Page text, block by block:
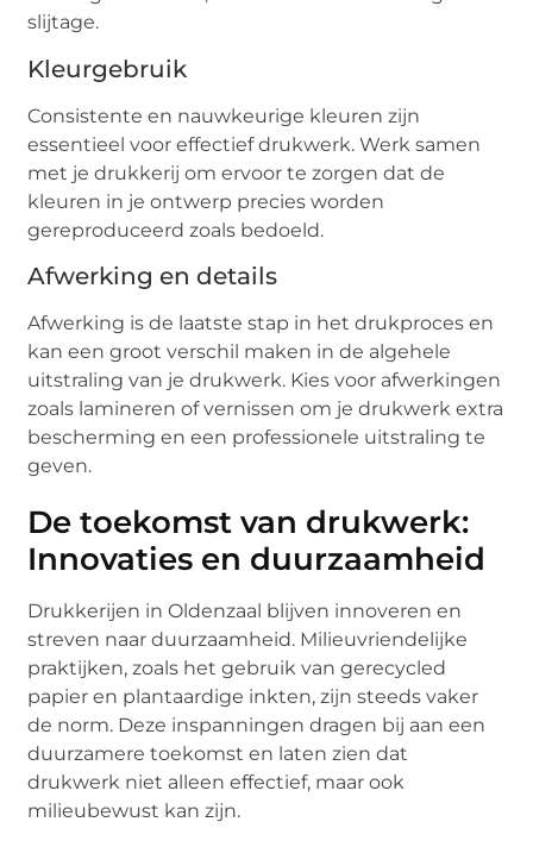
slijtage.
Kleurgebruik
Consistente en nauwkeurige kleuren zijn
essentieel voor effectief drukwerk. Werk samen
met je drukkerij om ervoor te zorgen dat de
kleuren in je ontwerp precies worden
gereproduceerd zoals bedoeld.
Afwerking en details
Afwerking is de laatste stap in het drukproces en
kan een groot verschil maken in de algehele
uitstraling van je drukwerk. Kies voor afwerkingen
zoals lamineren of vernissen om je drukwerk extra
bescherming en een professionele uitstraling te
geven.
De toekomst van drukwerk:
Innovaties en duurzaamheid
Drukkerijen in Oldenzaal blijven innoveren en
streven naar duurzaamheid. Milieuvriendelijke
praktijken, zoals het gebruik van gerecycled
papier en plantaardige inkten, zijn steeds vaker
de norm. Deze inspanningen dragen bij aan een
duurzamere toekomst en laten zien dat
drukwerk niet alleen effectief, maar ook
milieubewust kan zijn.